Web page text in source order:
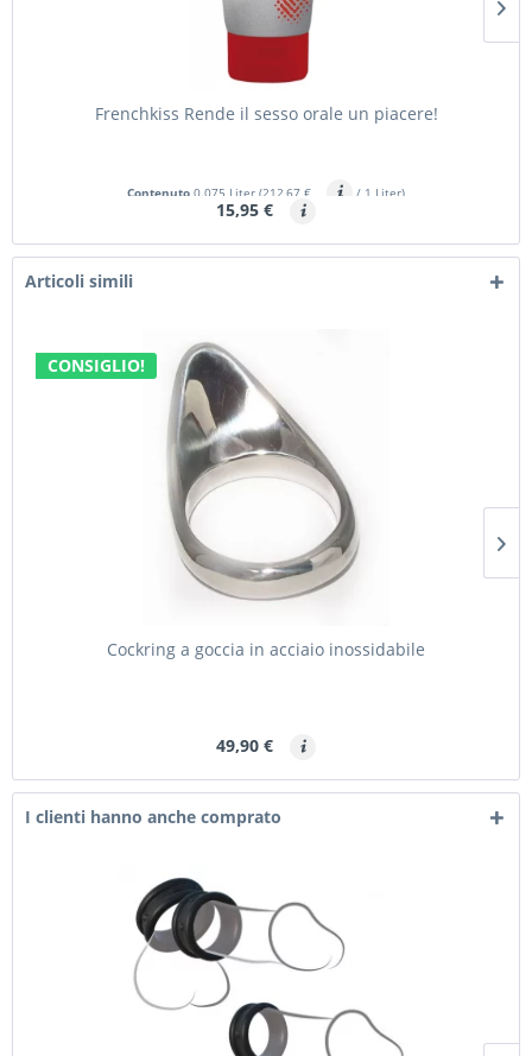
Frenchkiss Rende il sesso orale un piacere!
Contenuto 0.075 Liter (212,67 € / 1 Liter)
15,95 €
Articoli simili
CONSIGLIO!
Cockring a goccia in acciaio inossidabile
49,90 €
I clienti hanno anche comprato